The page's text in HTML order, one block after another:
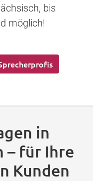
bis
möglich!
in
– für Ihre
Kunden